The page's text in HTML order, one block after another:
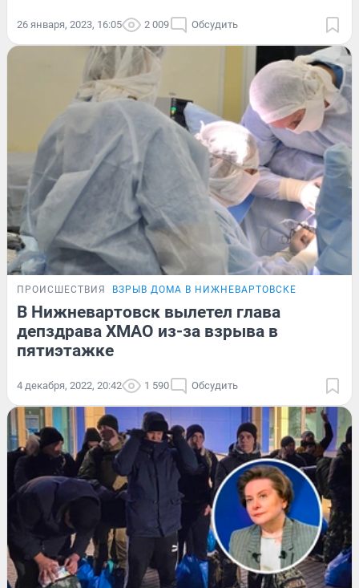
26 января, 2023, 16:05 2 009 Обсудить
ПРОИСШЕСТВИЯ ВЗРЫВ ДОМА В НИЖНЕВАРТОВСКЕ
В Нижневартовск вылетел глава
депздрава ХМАО из-за взрыва в
пятиэтажке
4 декабря, 2022, 20:42 1 590 Обсудить